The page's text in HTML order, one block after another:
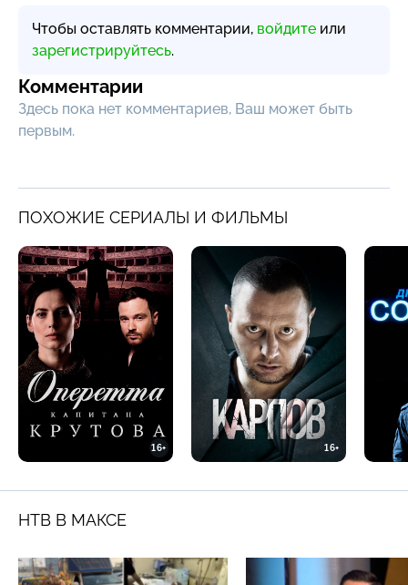
Чтобы оставлять комментарии, войдите или
зарегистрируйтесь.
Комментарии
Здесь пока нет комментариев, Ваш может быть
первым.
ПОХОЖИЕ СЕРИАЛЫ И ФИЛЬМЫ
16+ 16+
НТВ В МАКСЕ